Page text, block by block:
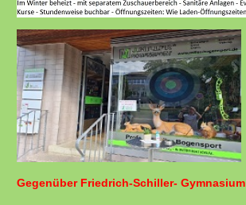
Gegenüber Friedrich-Schiller- Gymnasium